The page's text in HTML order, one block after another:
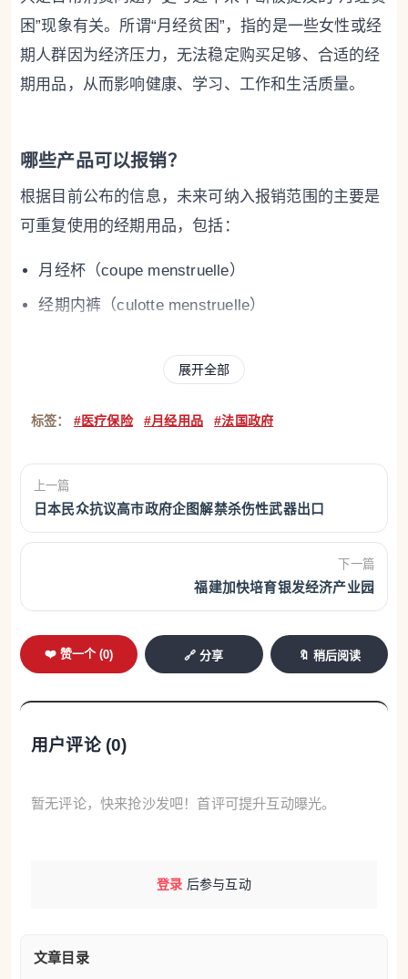
困”现象有关。所谓“月经贫困”，指的是一些女性或经
期人群因为经济压力，无法稳定购买足够、合适的经
期用品，从而影响健康、学习、工作和生活质量。
哪些产品可以报销？
根据目前公布的信息，未来可纳入报销范围的主要是
可重复使用的经期用品，包括：
月经杯（coupe menstruelle）
经期内裤（culotte menstruelle）
月经碟（disque menstruel）
需要注意的是，这次政策主要针对的是可重复使用类
府之所以推动这一方向，一方面是为了减轻长期支出
压力，另一方面也是为了鼓励更环保、可持续的生活
方式。
是不是“100%报销”？
来看，需要分情况理解。
对于C2S受益人来说，这部分人群原则上可以享受
100%报销。
Assurance Maladie 先承担一部分，剩余部分再由**
人都由国家医保单独全额支付。
报销体系的新政策，部分人群可实现全额负担，部分
展开全部
标签： #医疗保险 #月经用品 #法国政府
上一篇
日本民众抗议高市政府企图解禁杀伤性武器出口
下一篇
福建加快培育银发经济产业园
❤️ 赞一个 (0) 🔗 分享 🔖 稍后阅读
用户评论 (0)
暂无评论，快来抢沙发吧！首评可提升互动曝光。
登录 后参与互动
文章目录